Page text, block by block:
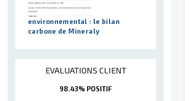
environnemental : le bilan
carbone de Mineraly
EVALUATIONS CLIENT
98.43% POSITIF